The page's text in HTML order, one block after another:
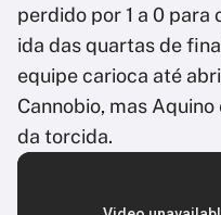
perdido por 1 a 0 para
ida das quartas de
equipe carioca até
Cannobio, mas
da torcida.